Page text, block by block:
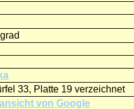
33, Platte 19 verzeichnet
von Google